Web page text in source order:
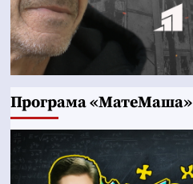
Програма «МатеМаша»